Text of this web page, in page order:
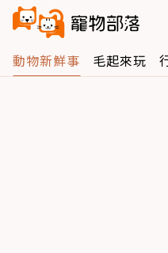
動物新鮮事 毛起來玩